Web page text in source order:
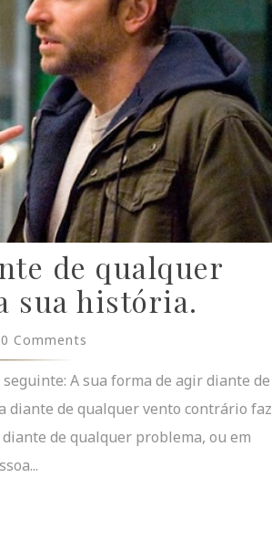
de qualquer
sua história.
0 Comments
A sua forma de agir diante de
diante de qualquer vento contrário faz
de qualquer problema, ou em